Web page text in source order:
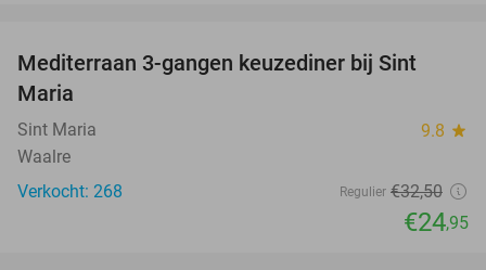
Mediterraan 3-gangen keuzediner bij Sint
Maria
Sint Maria 9.8 star
Waalre
Verkocht: 268
Regulier €32,50
€24,95